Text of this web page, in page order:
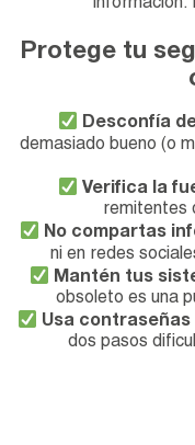
información.
Protege tu
Desconfía
demasiado bueno (o
Verifica la
remitentes
No compartas
ni en redes
Mantén tus
obsoleto es una
Usa contraseñas
dos pasos